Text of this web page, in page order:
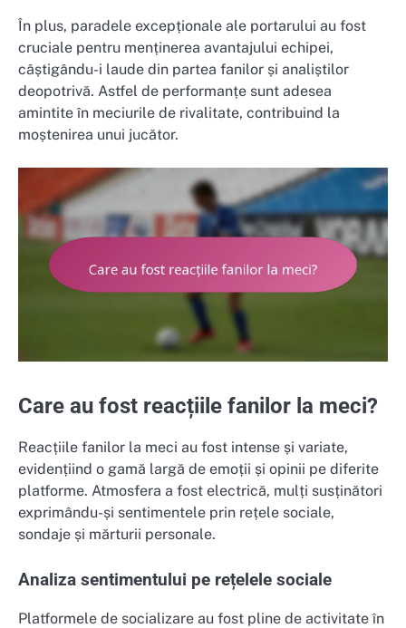
În plus, paradele excepționale ale portarului au fost
cruciale pentru menținerea avantajului echipei,
câștigându-i laude din partea fanilor și analiștilor
deopotrivă. Astfel de performanțe sunt adesea
amintite în meciurile de rivalitate, contribuind la
moștenirea unui jucător.
Care au fost reacțiile fanilor la meci?
Reacțiile fanilor la meci au fost intense și variate,
evidențiind o gamă largă de emoții și opinii pe diferite
platforme. Atmosfera a fost electrică, mulți susținători
exprimându-și sentimentele prin rețele sociale,
sondaje și mărturii personale.
Analiza sentimentului pe rețelele sociale
Platformele de socializare au fost pline de activitate în